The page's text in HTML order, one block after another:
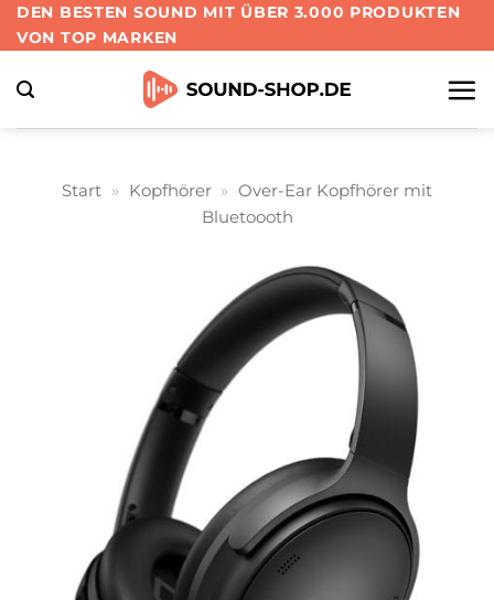
Zum
Inhalt
springen
DEN BESTEN SOUND MIT ÜBER 3.000 PRODUKTEN
VON TOP MARKEN
Start » Kopfhörer » Over-Ear Kopfhörer mit
Bluetoooth